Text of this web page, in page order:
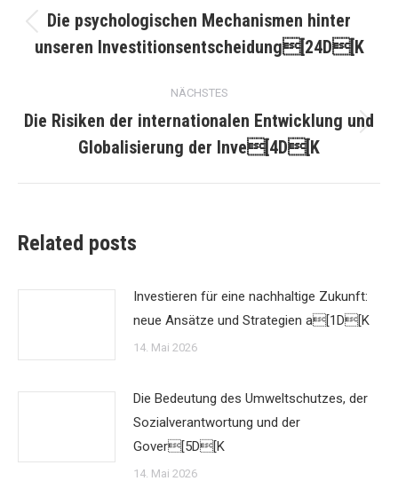
Beitrag:
Die psychologischen Mechanismen hinter
unseren Investitionsentscheidung[24D[K
NÄCHSTES
Beitrag:
Die Risiken der internationalen Entwicklung und
Globalisierung der Inve[4D[K
Related posts
Investieren für eine nachhaltige Zukunft:
neue Ansätze und Strategien a[1D[K
14. Mai 2026
Die Bedeutung des Umweltschutzes, der
Sozialverantwortung und der
Gover[5D[K
14. Mai 2026